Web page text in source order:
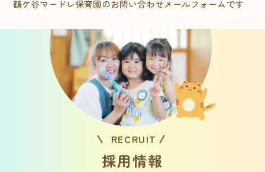
鶴ケ谷マードレ保育園のお問い合わせメールフォームです
RECRUIT
採用情報